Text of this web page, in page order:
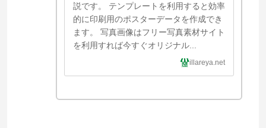
説です。 テンプレートを利用すると効率
的に印刷用のポスターデータを作成でき
ます。 写真画像はフリー写真素材サイト
を利用すれば今すぐオリジナル...
illareya.net